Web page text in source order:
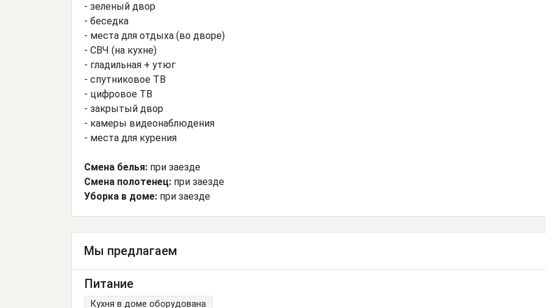
- зеленый двор
- беседка
- места для отдыха (во дворе)
- СВЧ (на кухне)
- гладильная + утюг
- спутниковое ТВ
- цифровое ТВ
- закрытый двор
- камеры видеонаблюдения
- места для курения
Смена белья: при заезде
Смена полотенец: при заезде
Уборка в доме: при заезде
Мы предлагаем
Питание
Кухня в доме оборудована